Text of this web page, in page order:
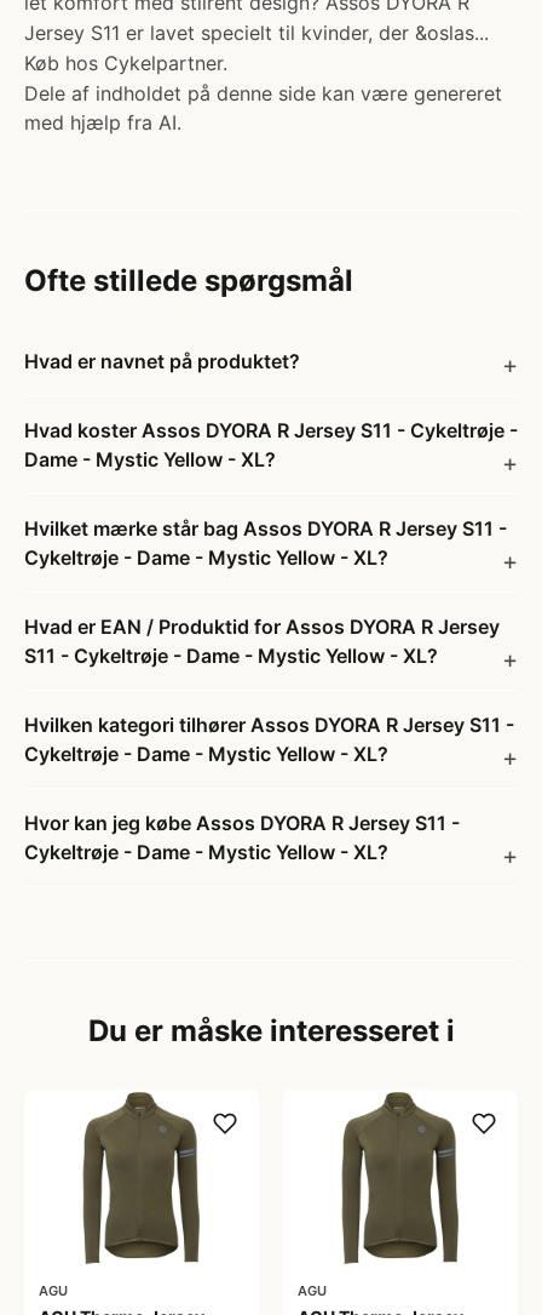
Jersey S11 er lavet specielt til kvinder, der &oslas...
Køb hos Cykelpartner.
Dele af indholdet på denne side kan være genereret
med hjælp fra AI.
Ofte stillede spørgsmål
Hvad er navnet på produktet?
Hvad koster Assos DYORA R Jersey S11 - Cykeltrøje -
Dame - Mystic Yellow - XL?
Hvilket mærke står bag Assos DYORA R Jersey S11 -
Cykeltrøje - Dame - Mystic Yellow - XL?
Hvad er EAN / Produktid for Assos DYORA R Jersey
S11 - Cykeltrøje - Dame - Mystic Yellow - XL?
Hvilken kategori tilhører Assos DYORA R Jersey S11 -
Cykeltrøje - Dame - Mystic Yellow - XL?
Hvor kan jeg købe Assos DYORA R Jersey S11 -
Cykeltrøje - Dame - Mystic Yellow - XL?
Du er måske interesseret i
AGU AGU